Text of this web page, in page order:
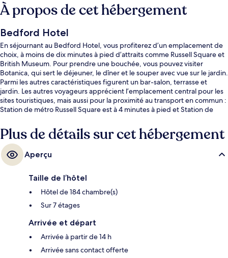
À propos de cet hébergement
Bedford Hotel
En séjournant au Bedford Hotel, vous profiterez d’un emplacement de
choix, à moins de dix minutes à pied d’attraits comme Russell Square et
British Museum. Pour prendre une bouchée, vous pouvez visiter
Botanica, qui sert le déjeuner, le dîner et le souper avec vue sur le jardin.
Parmi les autres caractéristiques figurent un bar-salon, terrasse et
jardin. Les autres voyageurs apprécient l’emplacement central pour les
sites touristiques, mais aussi pour la proximité au transport en commun :
Station de métro Russell Square est à 4 minutes à pied et Station de
Plus de détails sur cet hébergement
Aperçu
Taille de l’hôtel
Hôtel de 184 chambre(s)
Sur 7 étages
Arrivée et départ
Arrivée à partir de 14 h
Arrivée sans contact offerte